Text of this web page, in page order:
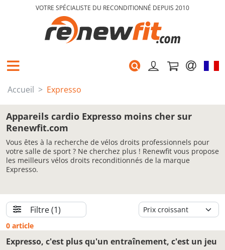
VOTRE SPÉCIALISTE DU RECONDITIONNÉ DEPUIS 2010
Accueil Expresso
Appareils cardio Expresso moins cher sur
Renewfit.com
Vous êtes à la recherche de vélos droits professionnels pour
votre salle de sport ? Ne cherchez plus ! Renewfit vous propose
les meilleurs vélos droits reconditionnés de la marque
Expresso.
Filtre(1)
0 article
Expresso, c'est plus qu'un entraînement, c'est un jeu